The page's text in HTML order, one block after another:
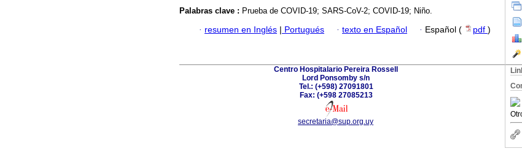
Palabras clave : Prueba de COVID-19; SARS-CoV-2; COVID-19; Niño.
· resumen en Inglés | Portugués · texto en Español · Español ( pdf )
Centro Hospitalario Pereira Rossell
Lord Ponsomby s/n
Tel.: (+598) 27091801
Fax: (+598 27085213
secretaria@sup.org.uy